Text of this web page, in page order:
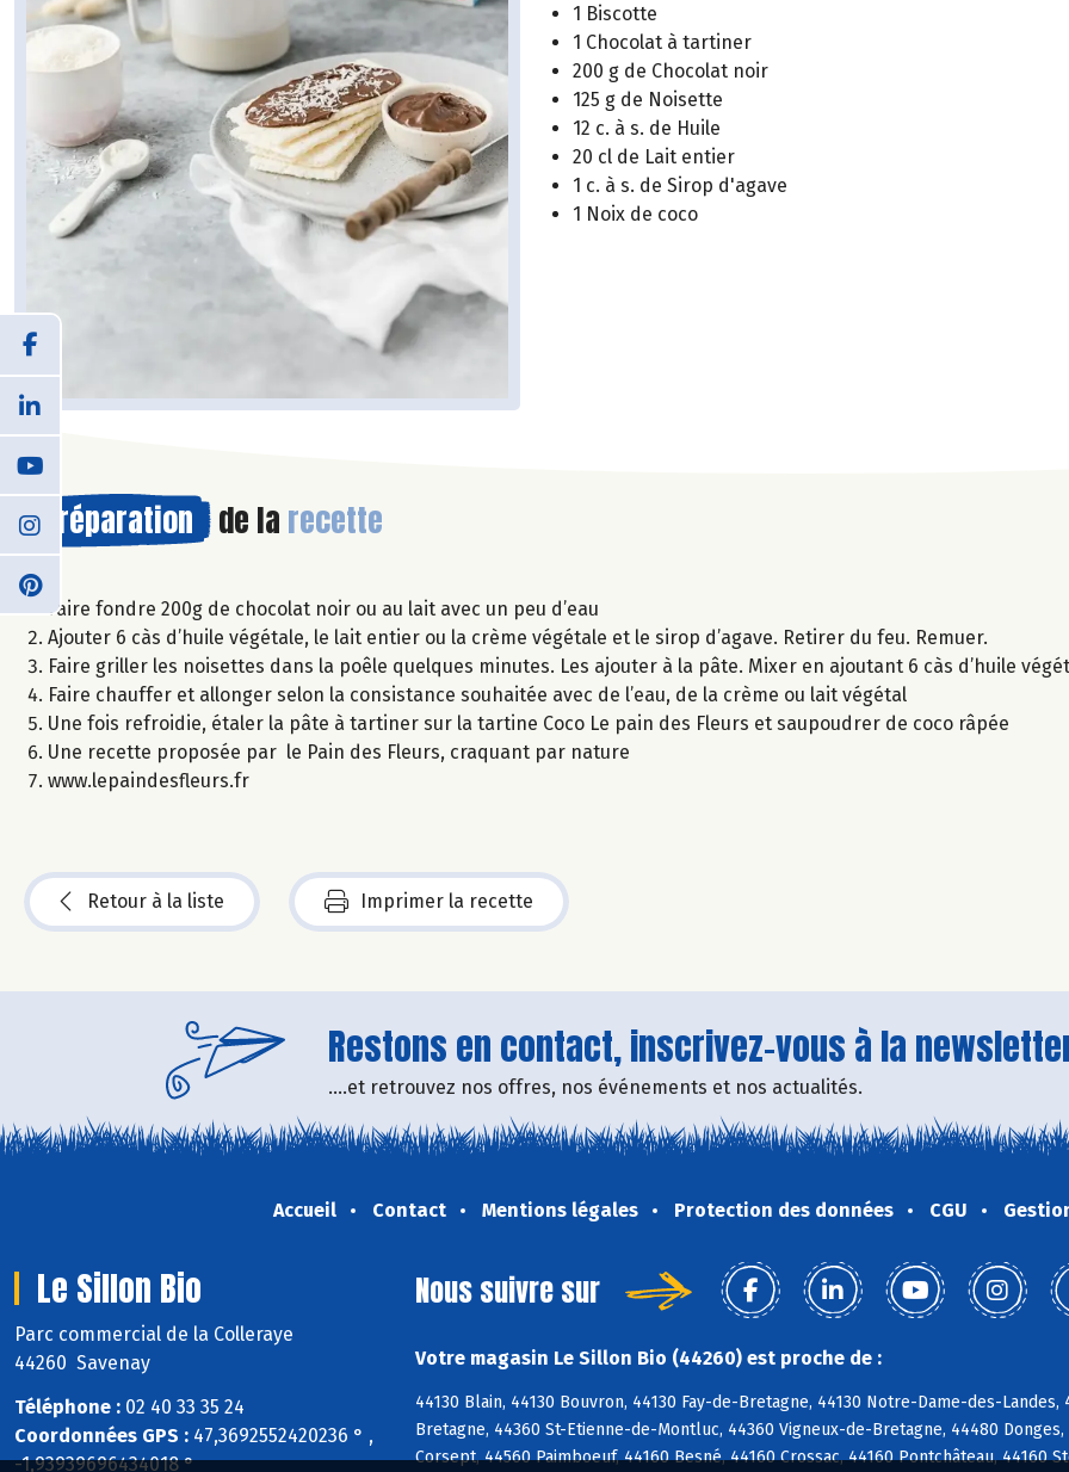
1 Biscotte
1 Chocolat à tartiner
200 g de Chocolat noir
125 g de Noisette
12 c. à s. de Huile
20 cl de Lait entier
1 c. à s. de Sirop d'agave
1 Noix de coco
Préparation de la recette
Faire fondre 200g de chocolat noir ou au lait avec un peu d’eau
Ajouter 6 càs d’huile végétale, le lait entier ou la crème végétale et le sirop d’agave. Retirer du feu. Remuer.
Faire griller les noisettes dans la poêle quelques minutes. Les ajouter à la pâte. Mixer en ajoutant 6 càs d’huile
Faire chauffer et allonger selon la consistance souhaitée avec de l’eau, de la crème ou lait végétal
Une fois refroidie, étaler la pâte à tartiner sur la tartine Coco Le pain des Fleurs et saupoudrer de coco râpée
Une recette proposée par le Pain des Fleurs, craquant par nature
www.lepaindesfleurs.fr
Retour à la liste Imprimer la recette
Restons en contact, inscrivez-vous à la
....et retrouvez nos offres, nos événements et nos actualités.
Accueil Contact Mentions légales Protection des données CGU
Le Sillon Bio
Parc commercial de la Colleraye
44260 Savenay
Téléphone : 02 40 33 35 24
Coordonnées GPS : 47,3692552420236 ° ,
-1,93939696434018 °
Nous suivre sur
Votre magasin Le Sillon Bio (44260) est proche de :
44130 Blain, 44130 Bouvron, 44130 Fay-de-Bretagne, 44130 Notre-Dame-des-
Bretagne, 44360 St-Etienne-de-Montluc, 44360 Vigneux-de-Bretagne, 44480
Corsept, 44560 Paimboeuf, 44160 Besné, 44160 Crossac, 44160 Pontchâteau,